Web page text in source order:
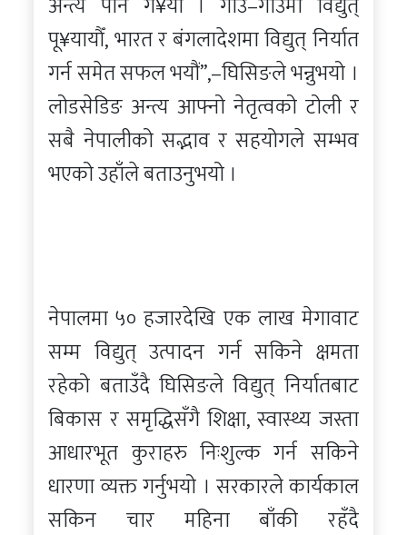
पू¥यायौँ, भारत र बंगलादेशमा विद्युत् निर्यात
गर्न समेत सफल भयौं”,–घिसिङले भन्नुभयो ।
लोडसेडिङ अन्त्य आफ्नो नेतृत्वको टोली र
सबै नेपालीको सद्भाव र सहयोगले सम्भव
भएको उहाँले बताउनुभयो ।
नेपालमा ५० हजारदेखि एक लाख मेगावाट
सम्म विद्युत् उत्पादन गर्न सकिने क्षमता
रहेको बताउँदै घिसिङले विद्युत् निर्यातबाट
बिकास र समृद्धिसँगै शिक्षा, स्वास्थ्य जस्ता
आधारभूत कुराहरु निःशुल्क गर्न सकिने
धारणा व्यक्त गर्नुभयो । सरकारले कार्यकाल
सकिन चार महिना बाँकी रहँदै